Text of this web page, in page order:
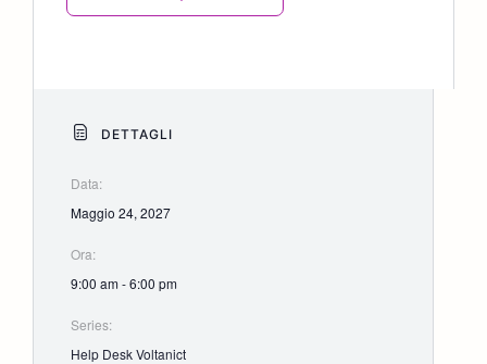
DETTAGLI
Data:
Maggio 24, 2027
Ora:
9:00 am - 6:00 pm
Series:
Help Desk Voltanict